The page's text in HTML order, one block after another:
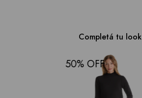
Completá tu look
50